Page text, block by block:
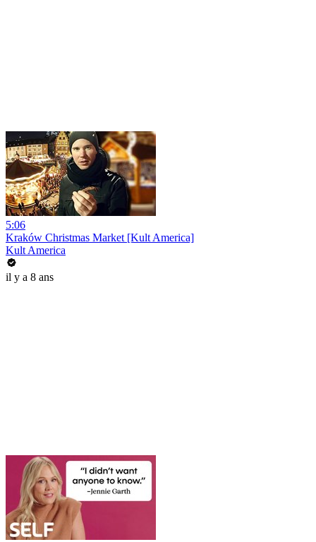
5:06
Kraków Christmas Market [Kult America]
Kult America
il y a 8 ans